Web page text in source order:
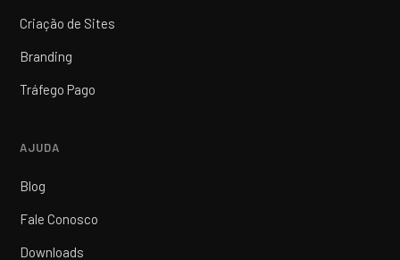
Criação de Sites
Branding
Tráfego Pago
AJUDA
Blog
Fale Conosco
Downloads